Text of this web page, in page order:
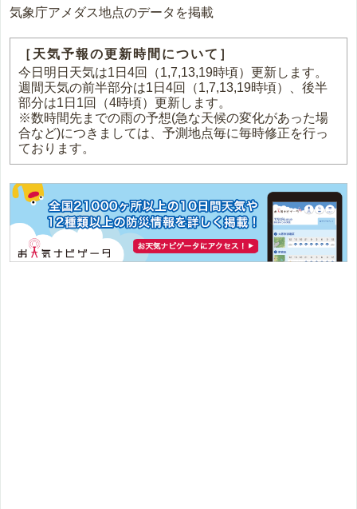
気象庁アメダス地点のデータを掲載
［天気予報の更新時間について］
今日明日天気は1日4回（1,7,13,19時頃）更新します。
週間天気の前半部分は1日4回（1,7,13,19時頃）、後半
部分は1日1回（4時頃）更新します。
※数時間先までの雨の予想(急な天候の変化があった場
合など)につきましては、予測地点毎に毎時修正を行っ
ております。